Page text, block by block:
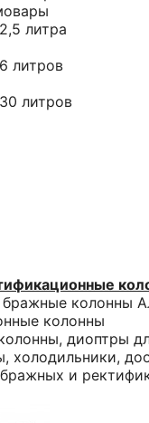
литра
литров
литров
колонны
колонны
диоптры
холодильники,
и